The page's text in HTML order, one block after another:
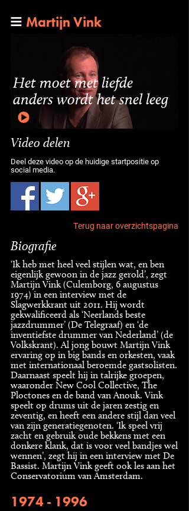
Martijn Vink
Het moet met liefde
anders wordt het snel leeg
Video delen
Deel deze video op de huidige startpositie op
social media.
Terug naar overzichtspagina
Biografie
‘Ik heb met heel veel stijlen wat, en ben
eigenlijk gewoon in de jazz gerold’, zegt
Martijn Vink (Culemborg, 6 augustus
1974) in een interview met de
Slagwerkkrant uit 2011. Hij wordt
gekwalificeerd als ‘Neerlands beste
jazzdrummer’ (De Telegraaf) en ‘de
inventiefste drummer van Nederland’ (de
Volkskrant). Al jong bouwt Martijn Vink
ervaring op in big bands en orkesten, vaak
met internationaal beroemde gastsolisten.
Daarnaast speelt hij in talrijke groepen,
waaronder New Cool Collective, The
Ploctones en de band van Anouk. Vink
speelt op drums uit de jaren zestig en
zeventig, en heeft een andere stijl dan veel
van zijn generatiegenoten. ‘Ik speel vrij
zacht en gebruik oude bekkens met een
donkere klank, dat is voor veel bandjes wel
wennen’, zegt hij in een interview met De
Bassist. Martijn Vink geeft ook les aan het
Conservatorium van Amsterdam.
1974 - 1996